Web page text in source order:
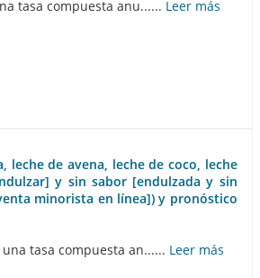
tasa compuesta anu...... Leer más
de avena, leche de coco, leche
y sin sabor [endulzada y sin
minorista en línea]) y pronóstico
tasa compuesta an...... Leer más